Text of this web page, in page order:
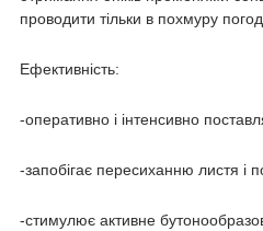
проводити тільки в похмуру
Ефективність:
-оперативно і інтенсивно
-запобігає пересиханню листя і
-стимулює активне